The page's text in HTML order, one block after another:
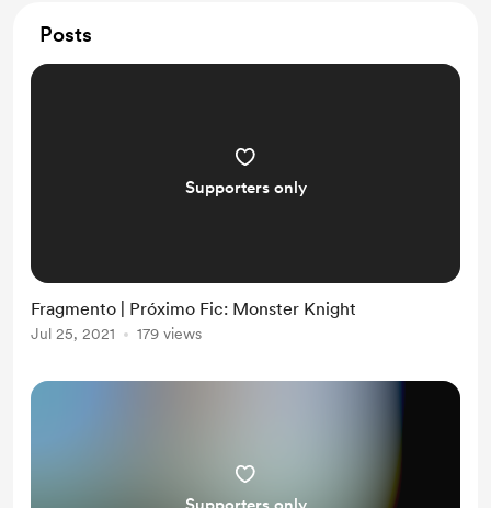
Posts
Supporters only
Fragmento | Próximo Fic: Monster Knight
Jul 25, 2021 179 views